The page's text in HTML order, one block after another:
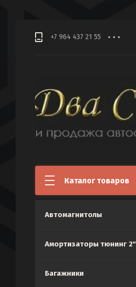
+7 964 437 21 55
Каталог товаров
Автомагнитолы
Амортизаторы тюнинг 2"
Багажники